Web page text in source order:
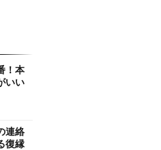
！本
いい
連絡
復縁